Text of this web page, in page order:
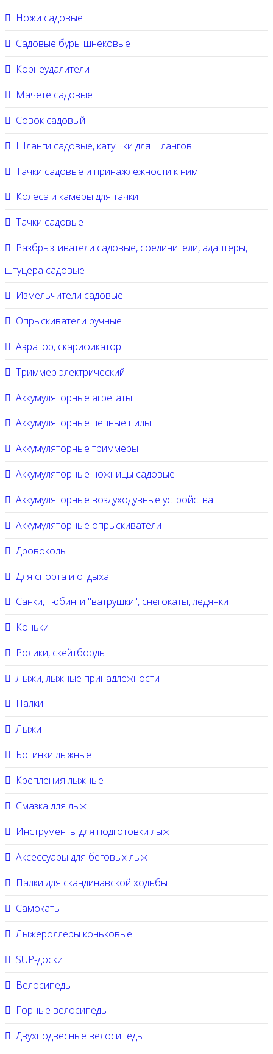
Ножи садовые
Садовые буры шнековые
Корнеудалители
Мачете садовые
Совок садовый
Шланги садовые, катушки для шлангов
Тачки садовые и принажлежности к ним
Колеса и камеры для тачки
Тачки садовые
Разбрызгиватели садовые, соединители, адаптеры,
штуцера садовые
Измельчители садовые
Опрыскиватели ручные
Аэратор, скарификатор
Триммер электрический
Аккумуляторные агрегаты
Аккумуляторные цепные пилы
Аккумуляторные триммеры
Аккумуляторные ножницы садовые
Аккумуляторные воздуходувные устройства
Аккумуляторные опрыскиватели
Дровоколы
Для спорта и отдыха
Санки, тюбинги "ватрушки", снегокаты, ледянки
Коньки
Ролики, скейтборды
Лыжи, лыжные принадлежности
Палки
Лыжи
Ботинки лыжные
Крепления лыжные
Смазка для лыж
Инструменты для подготовки лыж
Аксессуары для беговых лыж
Палки для скандинавской ходьбы
Самокаты
Лыжероллеры коньковые
SUP-доски
Велосипеды
Горные велосипеды
Двухподвесные велосипеды